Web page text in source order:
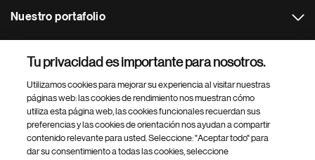
Nuestro portafolio
Footer Site Search
Tu privacidad es importante para nosotros.
Utilizamos cookies para mejorar su experiencia al visitar nuestras
páginas web: las cookies de rendimiento nos muestran cómo
utiliza esta página web, las cookies funcionales recuerdan sus
preferencias y las cookies de orientación nos ayudan a compartir
contenido relevante para usted. Seleccione: "Aceptar todo" para
dar su consentimiento a todas las cookies, seleccione